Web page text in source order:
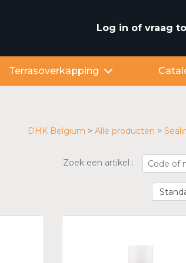
Log in of vraag
Terrasoverkapping
DHK Belgium Alle producten
Zoek een artikel :